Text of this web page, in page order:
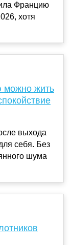
Францию
хотя
можно жить
выхода
себя. Без
шума